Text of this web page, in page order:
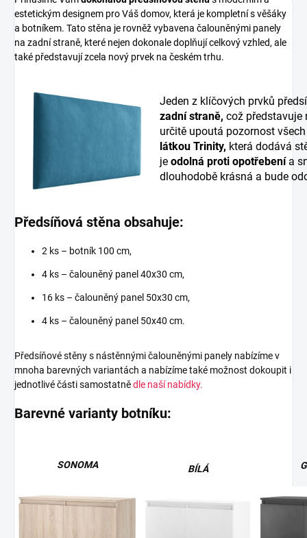
estetickým designem pro Váš domov, která je kompletní s věšáky
a botníkem. Tato stěna je rovněž vybavena čalouněnými panely
na zadní straně, které nejen dokonale doplňují celkový vzhled, ale
také představují zcela nový prvek na českém trhu.
Jeden z klíčových prvků
zadní straně, což
určitě upoutá pozornost
látkou Trinity, která dodává
je odolná proti opotřebenía
dlouhodobě krásná a bude
Předsíňová stěna obsahuje:
2 ks – botník 100 cm,
4 ks – čalouněný panel 40x30 cm,
16 ks – čalouněný panel 50x30 cm,
4 ks – čalouněný panel 50x40 cm.
Předsíňové stěny s nástěnnými čalouněnými panely nabízíme v
mnoha barevných variantách a nabízíme také možnost dokoupit i
jednotlivé části samostatnědle naší nabídky.
Barevné varianty botníku:
SONOMA BÍLÁ